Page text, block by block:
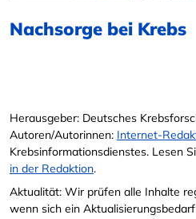
Nachsorge bei Krebs
Herausgeber: Deutsches
Autoren/Autorinnen: Internet-
Krebsinformationsdienstes. Lesen
in der Redaktion.
Aktualität: Wir prüfen alle Inhalte
wenn sich ein